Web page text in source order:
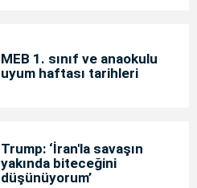
MEB 1. sınıf ve anaokulu
uyum haftası tarihleri
Trump: ‘İran'la savaşın
yakında biteceğini
düşünüyorum’